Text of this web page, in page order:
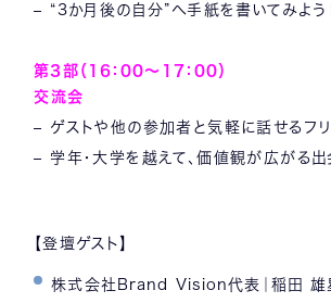
– “3か月後の自分”へ手紙を書いてみよう
第3部（16：00～17：00）
交流会
– ゲストや他の参加者と気軽に話せるフ
– 学年・大学を越えて、価値観が広がる出
【登壇ゲスト】
株式会社Brand Vision代表｜稲田 雄